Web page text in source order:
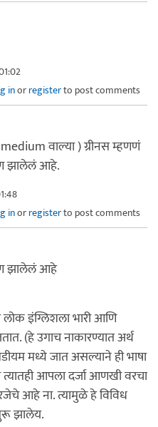
inorregisterto post comments
वाल्या ) ग्रीनस म्हणणं
झालेलं आहे.
inorregisterto post comments
झालेलं आहे
इंग्लिशला भारी आणि
(हे उगाच नाकारण्यात अर्थ
मध्ये जात असल्याने ही भाषा
आपला दर्जा आणखी वरचा
आहे ना. त्यामुळे हे विविध
झालेय.